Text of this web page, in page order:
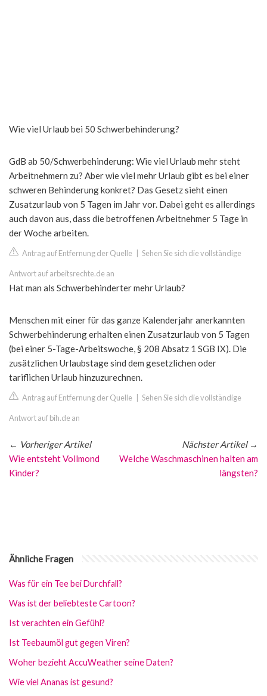
Wie viel Urlaub bei 50 Schwerbehinderung?
GdB ab 50/Schwerbehinderung: Wie viel Urlaub mehr steht
Arbeitnehmern zu? Aber wie viel mehr Urlaub gibt es bei einer
schweren Behinderung konkret? Das Gesetz sieht einen
Zusatzurlaub von 5 Tagen im Jahr vor. Dabei geht es allerdings
auch davon aus, dass die betroffenen Arbeitnehmer 5 Tage in
der Woche arbeiten.
Antrag auf Entfernung der Quelle Sehen Sie sich die vollständige
Antwort auf arbeitsrechte.de an
Hat man als Schwerbehinderter mehr Urlaub?
Menschen mit einer für das ganze Kalenderjahr anerkannten
Schwerbehinderung erhalten einen Zusatzurlaub von 5 Tagen
(bei einer 5-Tage-Arbeitswoche, § 208 Absatz 1 SGB IX). Die
zusätzlichen Urlaubstage sind dem gesetzlichen oder
tariflichen Urlaub hinzuzurechnen.
Antrag auf Entfernung der Quelle Sehen Sie sich die vollständige
Antwort auf bih.de an
← Vorheriger Artikel
Wie entsteht Vollmond
Kinder?
Nächster Artikel→
Welche Waschmaschinen halten am
längsten?
Ähnliche Fragen
Was für ein Tee bei Durchfall?
Was ist der beliebteste Cartoon?
Ist verachten ein Gefühl?
Ist Teebaumöl gut gegen Viren?
Woher bezieht AccuWeather seine Daten?
Wie viel Ananas ist gesund?